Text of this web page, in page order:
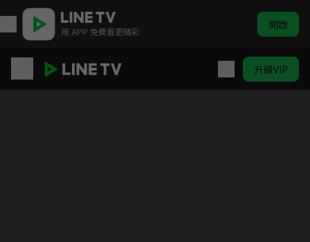
用 APP 免費看更精彩 開啟
升級VIP